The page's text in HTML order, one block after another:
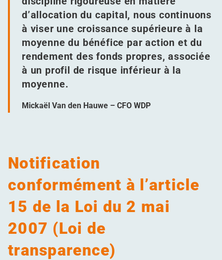
d’allocation du capital, nous continuons
à viser une croissance supérieure à la
moyenne du bénéfice par action et du
rendement des fonds propres, associée
à un profil de risque inférieur à la
moyenne.
Mickaël Van den Hauwe – CFO WDP
Notification
conformément à l’article
15 de la Loi du 2 mai
2007 (Loi de
transparence)